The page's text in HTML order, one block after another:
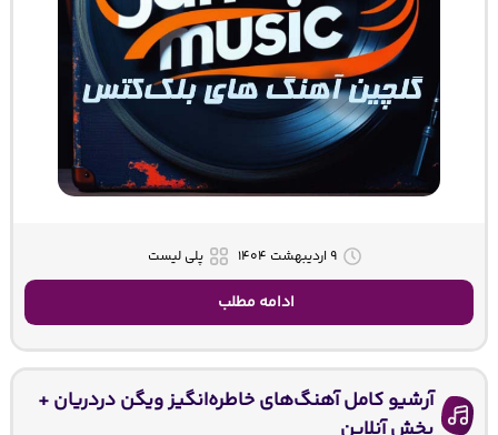
۹ اردیبهشت ۱۴۰۴ پلی لیست
ادامه مطلب
آرشیو کامل آهنگ‌های خاطره‌انگیز ویگن دردریان +